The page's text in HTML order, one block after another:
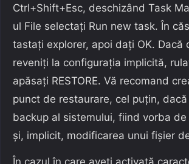
Ctrl+Shift+Esc, deschizând Task
ul File selectați Run new task. În
tastați explorer, apoi dați OK. Dacă
reveniți la configurația implicită,
apăsați RESTORE. Vă recomand
punct de restaurare, cel puțin,
backup al sistemului, fiind vorba de
și, implicit, modificarea unui fișier
În cazul în care aveți activată